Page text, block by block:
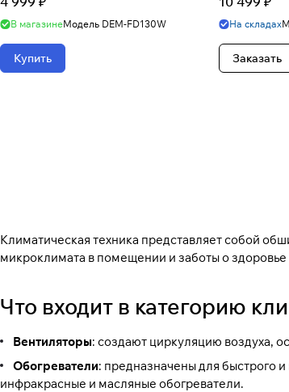
В магазинеМодель DEM-FD130W
Купить
На складах
Заказать
Климатическая техника представляет собой
микроклимата в помещении и заботы о здоровье
Что входит в категорию
Вентиляторы: создают циркуляцию воздуха,
Обогреватели: предназначены для быстрого
инфракрасные и масляные обогреватели.